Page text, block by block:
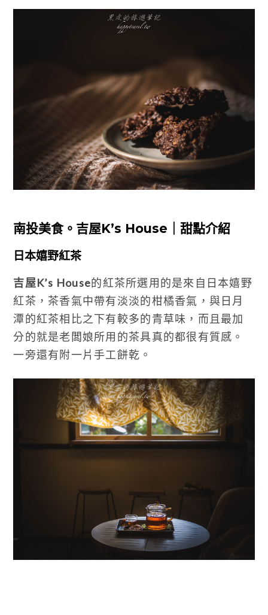
南投美食。吉屋K’s House｜甜點介紹
日本嬉野紅茶
吉屋K’s House的紅茶所選用的是來自日本嬉野
紅茶，茶香氣中帶有淡淡的柑橘香氣，與日月
潭的紅茶相比之下有較多的青草味，而且最加
分的就是老闆娘所用的茶具真的都很有質感。
一旁還有附一片手工餅乾。